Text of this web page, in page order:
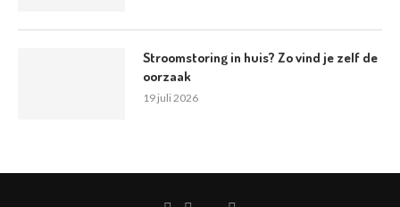
Stroomstoring in huis? Zo vind je zelf de
oorzaak
19 juli 2026